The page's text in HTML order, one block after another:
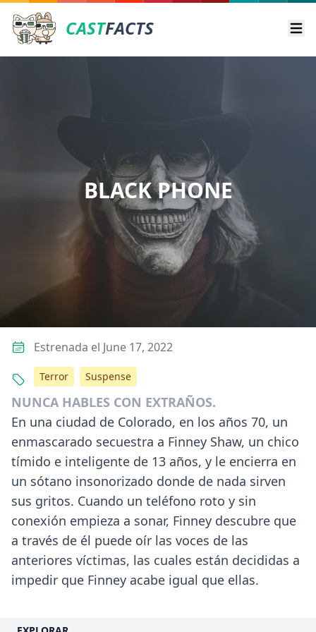
CASTFACTS
BLACK PHONE
NUNCA HABLES CON EXTRAÑOS.
En una ciudad de Colorado, en los años 70, un
enmascarado secuestra a Finney Shaw, un chico
tímido e inteligente de 13 años, y le encierra en
un sótano insonorizado donde de nada sirven
sus gritos. Cuando un teléfono roto y sin
conexión empieza a sonar, Finney descubre que
a través de él puede oír las voces de las
anteriores víctimas, las cuales están decididas a
impedir que Finney acabe igual que ellas.
Estrenada el June 17, 2022
Terror Suspense